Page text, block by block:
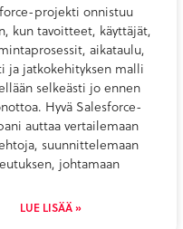
projekti onnistuu
kun tavoitteet, käyttäjät,
aikataulu,
ja jatkokehityksen malli
selkeästi jo ennen
Hyvä Salesforce-
auttaa vertailemaan
suunnittelemaan
johtamaan
LUE LISÄÄ »